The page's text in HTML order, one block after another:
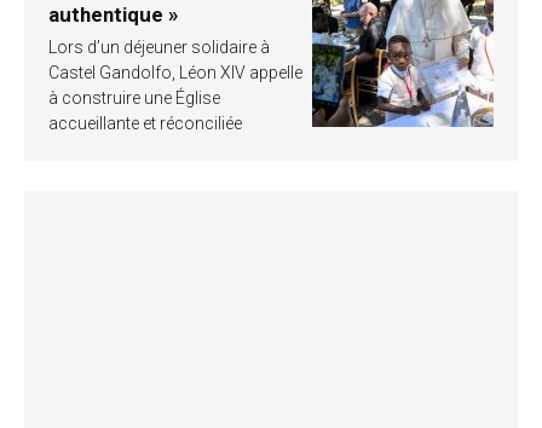
authentique »
Lors d’un déjeuner solidaire à
Castel Gandolfo, Léon XIV appelle
à construire une Église
accueillante et réconciliée